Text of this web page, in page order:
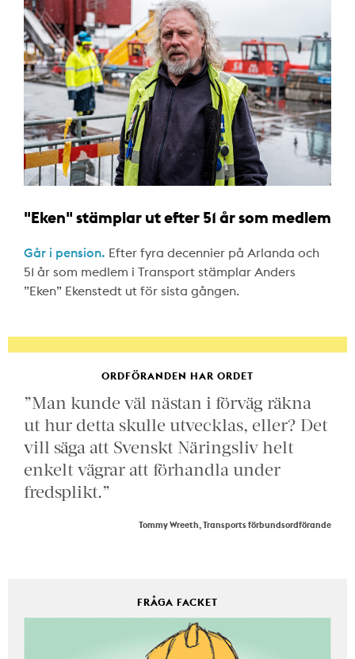
"Eken" stämplar ut efter 51 år som medlem
Går i pension. Efter fyra decennier på Arlanda och
51 år som medlem i Transport stämplar Anders
”Eken” Ekenstedt ut för sista gången.
ORDFÖRANDEN HAR ORDET
”Man kunde väl nästan i förväg räkna
ut hur detta skulle utvecklas, eller? Det
vill säga att Svenskt Näringsliv helt
enkelt vägrar att förhandla under
fredsplikt.”
Tommy Wreeth, Transports förbundsordförande
FRÅGA FACKET